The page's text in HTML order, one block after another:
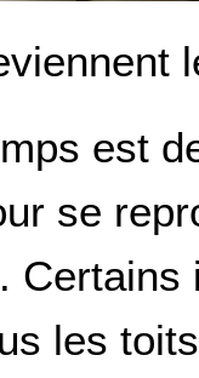
est
se
Certains
les